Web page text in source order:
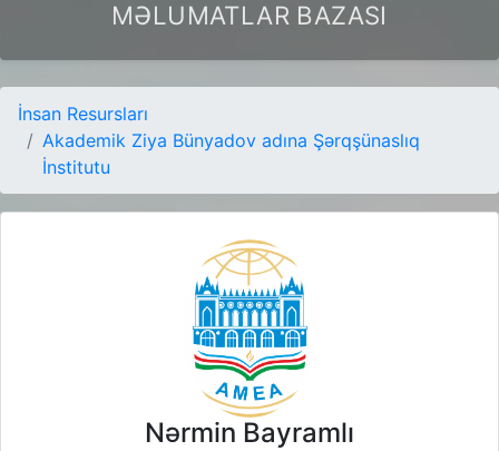
MƏLUMATLAR BAZASI
İnsan Resursları
Akademik Ziya Bünyadov adına Şərqşünaslıq
İnstitutu
Nərmin Bayramlı